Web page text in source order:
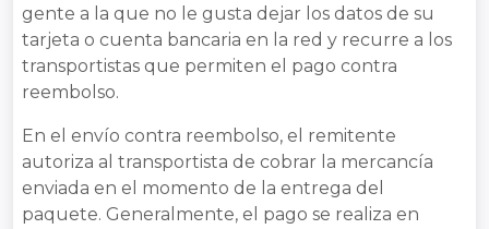
gente a la que no le gusta dejar los datos de su
tarjeta o cuenta bancaria en la red y recurre a los
transportistas que permiten el pago contra
reembolso.
En el envío contra reembolso, el remitente
autoriza al transportista de cobrar la mercancía
enviada en el momento de la entrega del
paquete. Generalmente, el pago se realiza en